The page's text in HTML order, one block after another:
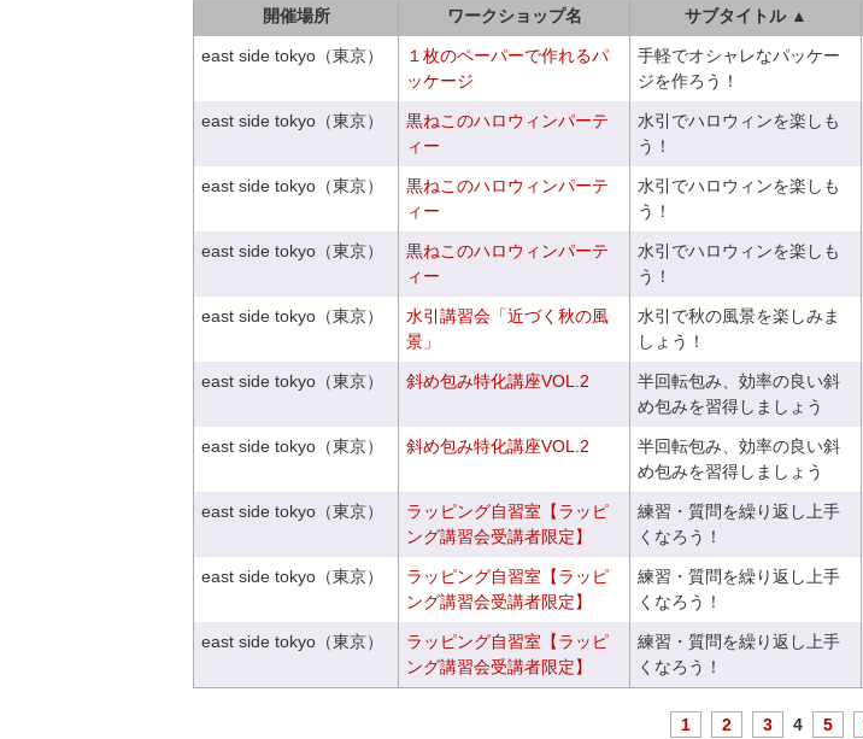
開催場所 ワークショップ名 サブタイトル ▲
east side tokyo（東京）
１枚のペーパーで作れるパ
ッケージ
手軽でオシャレなパッケー
ジを作ろう！
east side tokyo（東京）
黒ねこのハロウィンパーテ
ィー
水引でハロウィンを楽しも
う！
east side tokyo（東京）
黒ねこのハロウィンパーテ
ィー
水引でハロウィンを楽しも
う！
east side tokyo（東京）
黒ねこのハロウィンパーテ
ィー
水引でハロウィンを楽しも
う！
east side tokyo（東京）
水引講習会「近づく秋の風
景」
水引で秋の風景を楽しみま
しょう！
east side tokyo（東京） 斜め包み特化講座VOL.2
半回転包み、効率の良い斜
め包みを習得しましょう
east side tokyo（東京） 斜め包み特化講座VOL.2
半回転包み、効率の良い斜
め包みを習得しましょう
east side tokyo（東京）
ラッピング自習室【ラッピ
ング講習会受講者限定】
練習・質問を繰り返し上手
くなろう！
east side tokyo（東京）
ラッピング自習室【ラッピ
ング講習会受講者限定】
練習・質問を繰り返し上手
くなろう！
east side tokyo（東京）
ラッピング自習室【ラッピ
ング講習会受講者限定】
練習・質問を繰り返し上手
くなろう！
1 2 3 4 5